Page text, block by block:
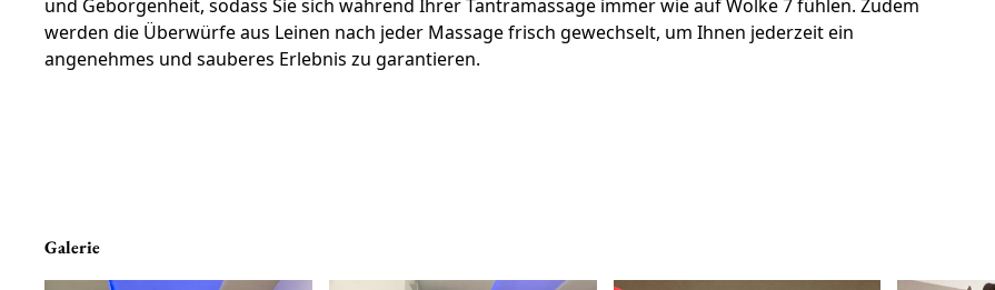
und Geborgenheit, sodass Sie sich während Ihrer Tantramassage immer wie auf Wolke 7 fühlen. Zudem
werden die Überwürfe aus Leinen nach jeder Massage frisch gewechselt, um Ihnen jederzeit ein
angenehmes und sauberes Erlebnis zu garantieren.
Galerie